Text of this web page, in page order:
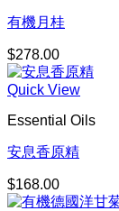
有機月桂
$278.00
Quick View
Essential Oils
安息香原精
$168.00